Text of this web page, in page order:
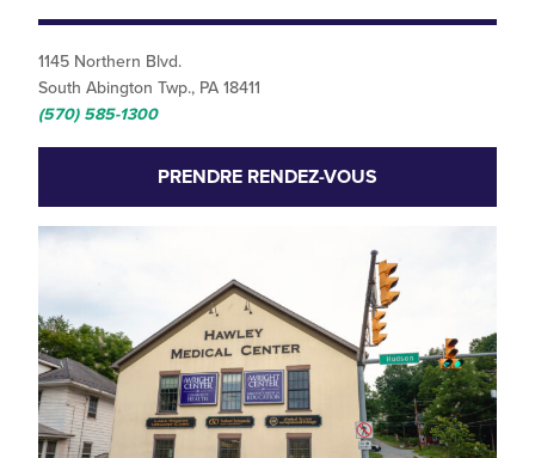
1145 Northern Blvd.
South Abington Twp., PA 18411
(570) 585-1300
PRENDRE RENDEZ-VOUS